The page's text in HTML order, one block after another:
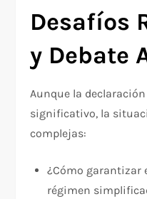
Desafíos
y Debate
Aunque la
significativo, la
complejas:
¿Cómo garantizar
régimen